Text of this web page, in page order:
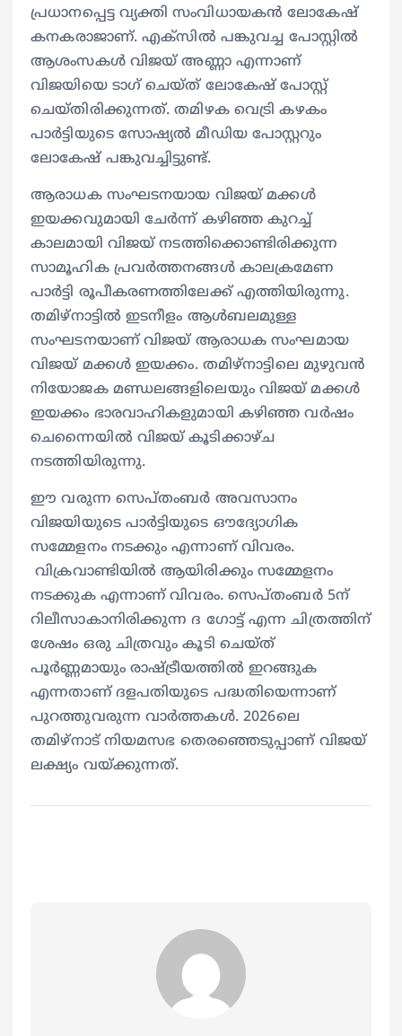
പ്രധാനപ്പെട്ട വ്യക്തി സംവിധായകന്‍ ലോകേഷ്
കനകരാജാണ്. എക്സില്‍ പങ്കുവച്ച പോസ്റ്റില്‍
ആശംസകള്‍ വിജയ് അണ്ണാ എന്നാണ്
വിജയിയെ ടാഗ് ചെയ്ത് ലോകേഷ് പോസ്റ്റ്
ചെയ്തിരിക്കുന്നത്. തമിഴക വെട്രി കഴകം
പാര്‍ട്ടിയുടെ സോഷ്യല്‍ മീഡിയ പോസ്റ്ററും
ലോകേഷ് പങ്കുവച്ചിട്ടുണ്ട്.
ആരാധക സംഘടനയായ വിജയ് മക്കള്‍
ഇയക്കവുമായി ചേര്‍ന്ന് കഴിഞ്ഞ കുറച്ച്
കാലമായി വിജയ് നടത്തിക്കൊണ്ടിരിക്കുന്ന
സാമൂഹിക പ്രവര്‍ത്തനങ്ങള്‍ കാലക്രമേണ
പാർട്ടി രൂപീകരണത്തിലേക്ക് എത്തിയിരുന്നു.
തമിഴ്നാട്ടില്‍ ഇടനീളം ആള്‍ബലമുള്ള
സംഘടനയാണ് വിജയ് ആരാധക സംഘമായ
വിജയ് മക്കള്‍ ഇയക്കം. തമിഴ്നാട്ടിലെ മുഴുവന്‍
നിയോജക മണ്ഡലങ്ങളിലെയും വിജയ് മക്കള്‍
ഇയക്കം ഭാരവാഹികളുമായി കഴിഞ്ഞ വര്‍ഷം
ചെന്നൈയില്‍ വിജയ് കൂടിക്കാഴ്ച
നടത്തിയിരുന്നു.
ഈ വരുന്ന സെപ്തംബര്‍ അവസാനം
വിജയിയുടെ പാര്‍ട്ടിയുടെ ഔദ്യോഗിക
സമ്മേളനം നടക്കും എന്നാണ് വിവരം.
വിക്രവാണ്ടിയിൽ ആയിരിക്കും സമ്മേളനം
നടക്കുക എന്നാണ് വിവരം. സെപ്തംബര്‍ 5ന്
റിലീസാകാനിരിക്കുന്ന ദ ഗോട്ട് എന്ന ചിത്രത്തിന്
ശേഷം ഒരു ചിത്രവും കൂടി ചെയ്ത്
പൂര്‍ണ്ണമായും രാഷ്ട്രീയത്തില്‍ ഇറങ്ങുക
എന്നതാണ് ദളപതിയുടെ പദ്ധതിയെന്നാണ്
പുറത്തുവരുന്ന വാര്‍ത്തകൾ. 2026ലെ
തമിഴ്നാട് നിയമസഭ തെരഞ്ഞെടുപ്പാണ് വിജയ്
ലക്ഷ്യം വയ്ക്കുന്നത്.